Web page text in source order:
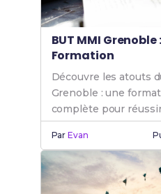
BUT MMI
Formation
Découvre les atouts
Grenoble : une
complète pour
de l'internet et du
MMI.
ParEvan